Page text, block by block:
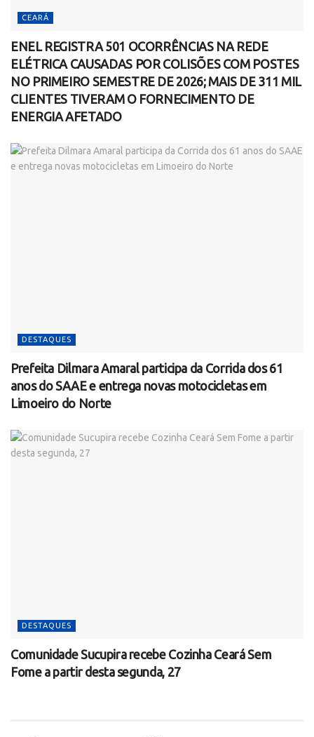
CEARÁ
ENEL REGISTRA 501 OCORRÊNCIAS NA REDE
ELÉTRICA CAUSADAS POR COLISÕES COM POSTES
NO PRIMEIRO SEMESTRE DE 2026; MAIS DE 311 MIL
CLIENTES TIVERAM O FORNECIMENTO DE
ENERGIA AFETADO
DESTAQUES
Prefeita Dilmara Amaral participa da Corrida dos 61
anos do SAAE e entrega novas motocicletas em
Limoeiro do Norte
DESTAQUES
Comunidade Sucupira recebe Cozinha Ceará Sem
Fome a partir desta segunda, 27